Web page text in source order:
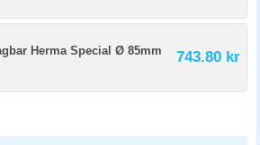
Herma Special Ø 85mm
743.80 kr